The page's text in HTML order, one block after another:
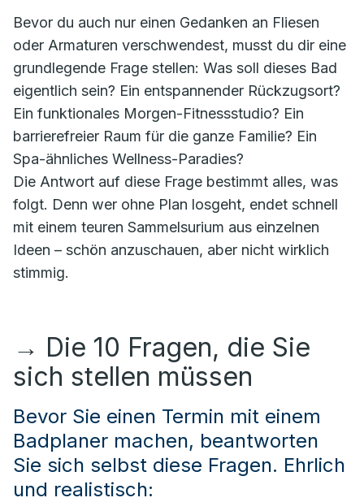
Bevor du auch nur einen Gedanken an Fliesen
oder Armaturen verschwendest, musst du dir eine
grundlegende Frage stellen: Was soll dieses Bad
eigentlich sein? Ein entspannender Rückzugsort?
Ein funktionales Morgen-Fitnessstudio? Ein
barrierefreier Raum für die ganze Familie? Ein
Spa-ähnliches Wellness-Paradies?
Die Antwort auf diese Frage bestimmt alles, was
folgt. Denn wer ohne Plan losgeht, endet schnell
mit einem teuren Sammelsurium aus einzelnen
Ideen – schön anzuschauen, aber nicht wirklich
stimmig.
→ Die 10 Fragen, die Sie
sich stellen müssen
Bevor Sie einen Termin mit einem
Badplaner machen, beantworten
Sie sich selbst diese Fragen. Ehrlich
und realistisch: